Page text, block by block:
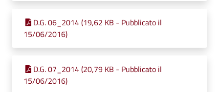
D.G. 06_2014 (19,62 KB - Pubblicato il
15/06/2016)
D.G. 07_2014 (20,79 KB - Pubblicato il
15/06/2016)